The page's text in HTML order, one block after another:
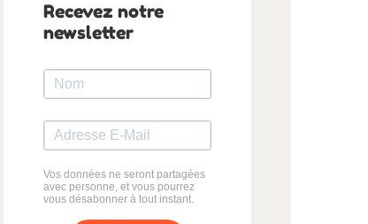
Recevez notre
newsletter
Vos données ne seront partagées
avec personne, et vous pourrez
vous désabonner à tout instant.